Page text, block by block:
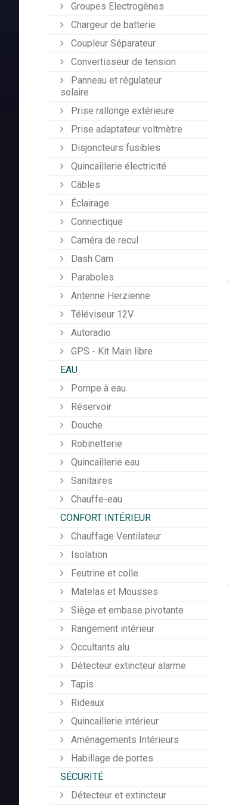
Groupes Electrogènes
Chargeur de batterie
Coupleur Séparateur
Convertisseur de tension
Panneau et régulateur
solaire
Prise rallonge extérieure
Prise adaptateur voltmètre
Disjoncteurs fusibles
Quincaillerie électricité
Câbles
Éclairage
Connectique
Caméra de recul
Dash Cam
Paraboles
Antenne Herzienne
Téléviseur 12V
Autoradio
GPS - Kit Main libre
EAU
Pompe à eau
Réservoir
Douche
Robinetterie
Quincaillerie eau
Sanitaires
Chauffe-eau
CONFORT INTÉRIEUR
Chauffage Ventilateur
Isolation
Feutrine et colle
Matelas et Mousses
Siège et embase pivotante
Rangement intérieur
Occultants alu
Détecteur extincteur alarme
Tapis
Rideaux
Quincaillerie intérieur
Aménagements Intérieurs
Habillage de portes
SÉCURITÉ
Détecteur et extincteur